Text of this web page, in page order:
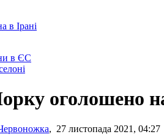
в Ірані
в ЄС
оголошено
, 27 листопада 2021, 04:27